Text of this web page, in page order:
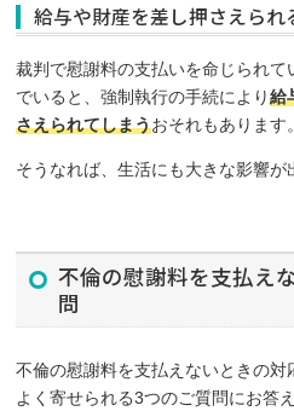
給与や財産を差し押さえられ
裁判で慰謝料の支払いを命じられ
でいると、強制執行の手続により給
さえられてしまうおそれもあります。
そうなれば、生活にも大きな影響が
不倫の慰謝料を支払え
問
不倫の慰謝料を支払えないときの
よく寄せられる3つのご質問にお答え